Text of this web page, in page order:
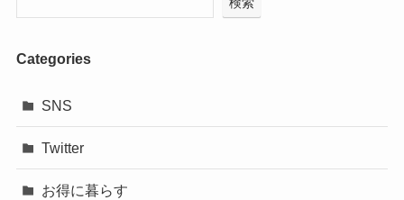
Categories
SNS
Twitter
お得に暮らす